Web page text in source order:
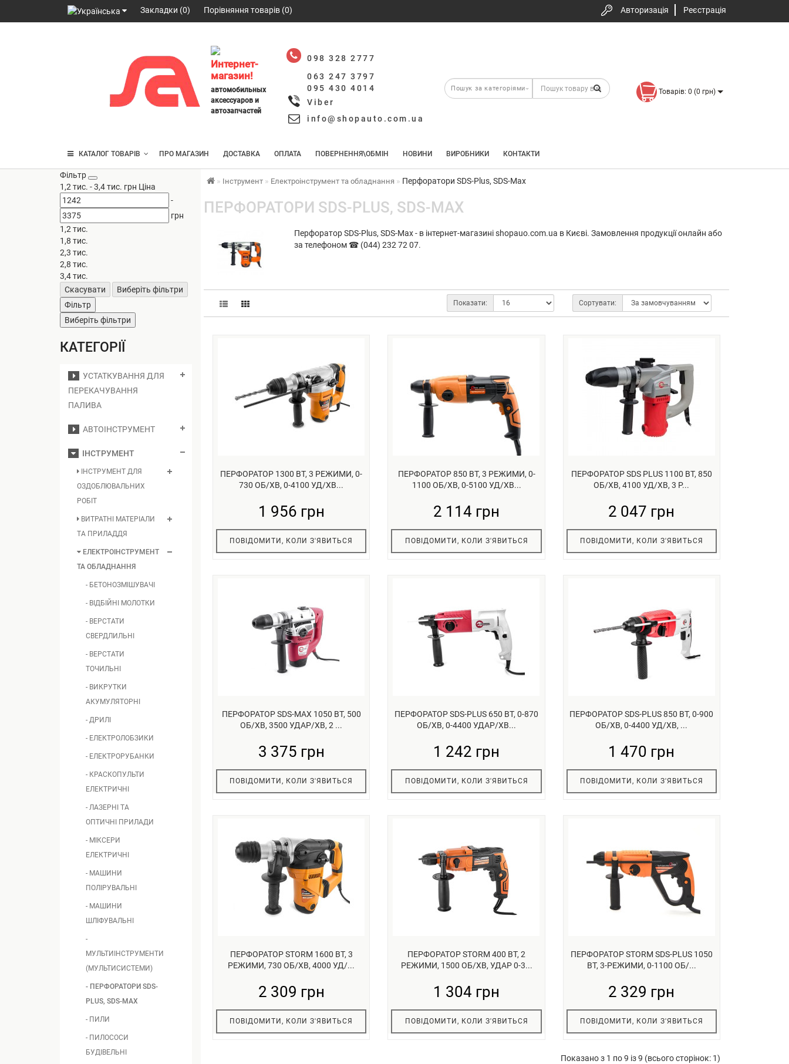
Закладки (0) Порівняння товарів (0) Авторизація Реєстрація
Интернет-
магазин!
автомобильных
аксессуаров и
автозапчастей
098 328 2777
063 247 3797
095 430 4014
Viber
info@shopauto.com.ua
Товарів: 0 (0 грн)
КАТАЛОГ ТОВАРІВ ПРО МАГАЗИН ДОСТАВКА ОПЛАТА ПОВЕРНЕННЯ\ОБМІН НОВИНИ ВИРОБНИКИ КОНТАКТИ
Фільтр
1,2 тис. -3,4 тис. грн Ціна
-
грн
1,2 тис.
1,8 тис.
2,3 тис.
2,8 тис.
3,4 тис.
Скасувати
Виберіть фільтри
Фільтр
Виберіть фільтри
КАТЕГОРІЇ
УСТАТКУВАННЯ ДЛЯ
ПЕРЕКАЧУВАННЯ
ПАЛИВА
АВТОІНСТРУМЕНТ
ІНСТРУМЕНТ
ІНСТРУМЕНТ ДЛЯ
ОЗДОБЛЮВАЛЬНИХ
РОБІТ
ВИТРАТНІ МАТЕРІАЛИ
ТА ПРИЛАДДЯ
ЕЛЕКТРОІНСТРУМЕНТ
ТА ОБЛАДНАННЯ
- БЕТОНОЗМІШУВАЧІ
- ВІДБІЙНІ МОЛОТКИ
- ВЕРСТАТИ
СВЕРДЛИЛЬНІ
- ВЕРСТАТИ
ТОЧИЛЬНІ
- ВИКРУТКИ
АКУМУЛЯТОРНІ
- ДРИЛІ
- ЕЛЕКТРОЛОБЗИКИ
- ЕЛЕКТРОРУБАНКИ
- КРАСКОПУЛЬТИ
ЕЛЕКТРИЧНІ
- ЛАЗЕРНІ ТА
ОПТИЧНІ ПРИЛАДИ
- МІКСЕРИ
ЕЛЕКТРИЧНІ
- МАШИНИ
ПОЛІРУВАЛЬНІ
- МАШИНИ
ШЛІФУВАЛЬНІ
-
МУЛЬТИІНСТРУМЕНТИ
(МУЛЬТИСИСТЕМИ)
- ПЕРФОРАТОРИ SDS-
PLUS, SDS-MAX
- ПИЛИ
- ПИЛОСОСИ
БУДІВЕЛЬНІ
Інструмент Електроінструмент та обладнання Перфоратори SDS-Plus, SDS-Max
ПЕРФОРАТОРИ SDS-PLUS, SDS-MAX
Перфоратор SDS-Plus, SDS-Max - в інтернет-магазині shopauo.com.ua в Києві. Замовлення продукції онлайн або
за телефоном ☎ (044) 232 72 07.
Сортувати:
Показати:
ПЕРФОРАТОР 1300 ВТ, 3 РЕЖИМИ, 0-
730 ОБ/ХВ, 0-4100 УД/ХВ...
1 956 грн
ПОВІДОМИТИ, КОЛИ З'ЯВИТЬСЯ
ПЕРФОРАТОР 850 ВТ, 3 РЕЖИМИ, 0-
1100 ОБ/ХВ, 0-5100 УД/ХВ...
2 114 грн
ПОВІДОМИТИ, КОЛИ З'ЯВИТЬСЯ
ПЕРФОРАТОР SDS PLUS 1100 ВТ, 850
ОБ/ХВ, 4100 УД/ХВ, 3 Р...
2 047 грн
ПОВІДОМИТИ, КОЛИ З'ЯВИТЬСЯ
ПЕРФОРАТОР SDS-MAX 1050 ВТ, 500
ОБ/ХВ, 3500 УДАР/ХВ, 2 ...
3 375 грн
ПОВІДОМИТИ, КОЛИ З'ЯВИТЬСЯ
ПЕРФОРАТОР SDS-PLUS 650 ВТ, 0-870
ОБ/ХВ, 0-4400 УДАР/ХВ...
1 242 грн
ПОВІДОМИТИ, КОЛИ З'ЯВИТЬСЯ
ПЕРФОРАТОР SDS-PLUS 850 ВТ, 0-900
ОБ/ХВ, 0-4400 УД/ХВ, ...
1 470 грн
ПОВІДОМИТИ, КОЛИ З'ЯВИТЬСЯ
ПЕРФОРАТОР STORM 1600 ВТ, 3
РЕЖИМИ, 730 ОБ/ХВ, 4000 УД/...
2 309 грн
ПОВІДОМИТИ, КОЛИ З'ЯВИТЬСЯ
ПЕРФОРАТОР STORM 400 ВТ, 2
РЕЖИМИ, 1500 ОБ/ХВ, УДАР 0-3...
1 304 грн
ПОВІДОМИТИ, КОЛИ З'ЯВИТЬСЯ
ПЕРФОРАТОР STORM SDS-PLUS 1050
ВТ, 3-РЕЖИМИ, 0-1100 ОБ/...
2 329 грн
ПОВІДОМИТИ, КОЛИ З'ЯВИТЬСЯ
Показано з 1 по 9 із 9 (всього сторінок: 1)